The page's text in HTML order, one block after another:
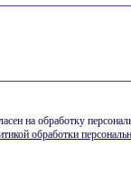
на обработку
обработки